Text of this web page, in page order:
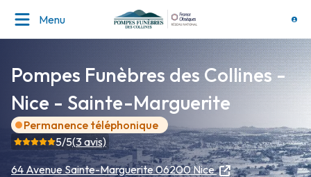
Menu
Pompes Funèbres des Collines -
Nice - Sainte-Marguerite
Permanence téléphonique
5/5(3avis)
64 Avenue Sainte-Marguerite06200 Nice